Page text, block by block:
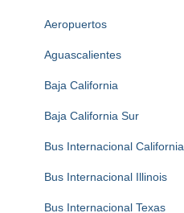
Aeropuertos
Aguascalientes
Baja California
Baja California Sur
Bus Internacional California
Bus Internacional Illinois
Bus Internacional Texas